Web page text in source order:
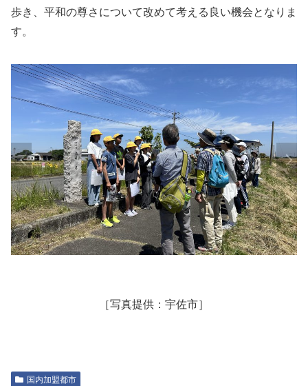
歩き、平和の尊さについて改めて考える良い機会となりま
す。
［写真提供：宇佐市］
国内加盟都市